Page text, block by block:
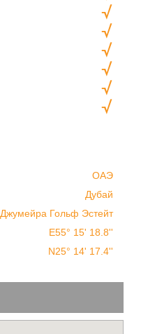
ОАЭ
Дубай
Джумейра Гольф Эстейт
E55° 15' 18.8''
N25° 14' 17.4''